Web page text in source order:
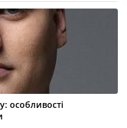
особливості